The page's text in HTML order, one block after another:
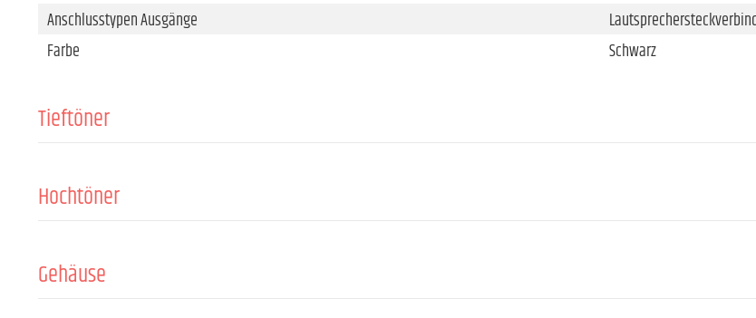
Anschlusstypen Ausgänge
Farbe
Schwarz
Tieftöner
Magnet
Hochtöner
Magnet
Gehäuse